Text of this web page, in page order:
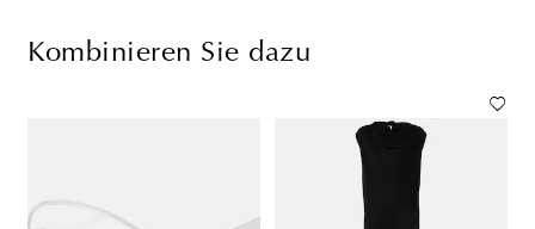
Kombinieren Sie dazu